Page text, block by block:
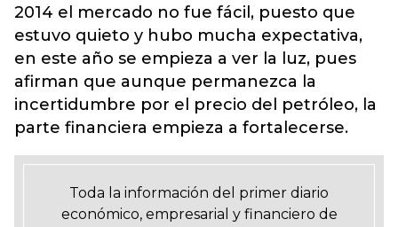
2014 el mercado no fue fácil, puesto que
estuvo quieto y hubo mucha expectativa,
en este año se empieza a ver la luz, pues
afirman que aunque permanezca la
incertidumbre por el precio del petróleo, la
parte financiera empieza a fortalecerse.
Toda la información del primer diario
económico, empresarial y financiero de